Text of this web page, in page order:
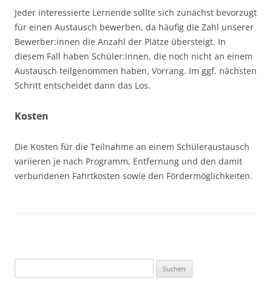
Jeder interessierte Lernende sollte sich zunächst bevorzugt
für einen Austausch bewerben, da häufig die Zahl unserer
Bewerber:innen die Anzahl der Plätze übersteigt. In
diesem Fall haben Schüler:innen, die noch nicht an einem
Austausch teilgenommen haben, Vorrang. Im ggf. nächsten
Schritt entscheidet dann das Los.
Kosten
Die Kosten für die Teilnahme an einem Schüleraustausch
variieren je nach Programm, Entfernung und den damit
verbundenen Fahrtkosten sowie den Fördermöglichkeiten.
nach: